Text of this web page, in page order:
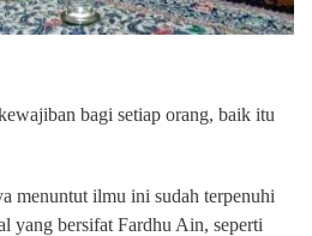
bagi setiap orang, baik itu
menuntut ilmu ini sudah terpenuhi
yang bersifat Fardhu Ain, seperti